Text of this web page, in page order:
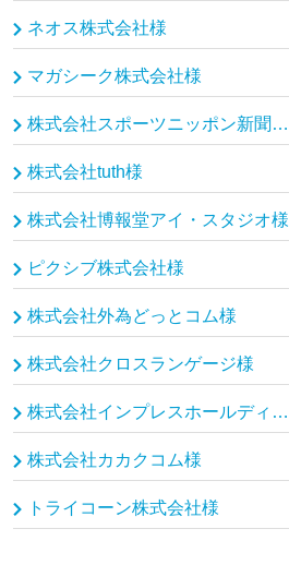
ネオス株式会社様
マガシーク株式会社様
株式会社スポーツニッポン新聞社様
株式会社tuth様
株式会社博報堂アイ・スタジオ様
ピクシブ株式会社様
株式会社外為どっとコム様
株式会社クロスランゲージ様
株式会社インプレスホールディングス（インプレスグループ）様
株式会社カカクコム様
トライコーン株式会社様